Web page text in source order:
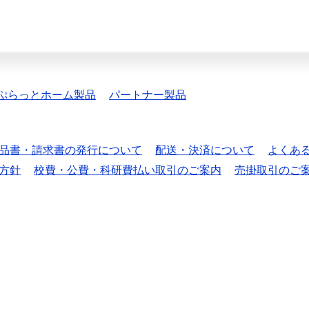
らっとホーム製品 パートナー製品
書・請求書の発行について 配送・決済について
よくあ
針
校費・公費・科研費払い取引のご案内 売掛取引のご